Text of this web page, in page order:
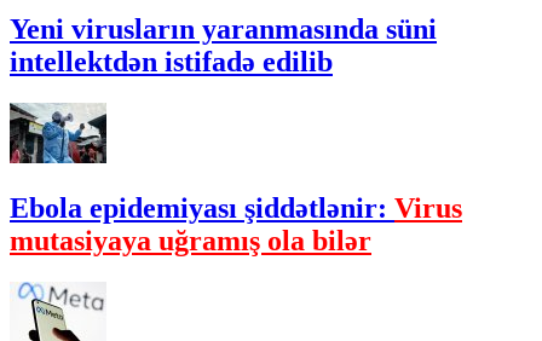
Yeni virusların yaranmasında süni
intellektdən istifadə edilib
Ebola epidemiyası şiddətlənir: Virus
mutasiyaya uğramış ola bilər